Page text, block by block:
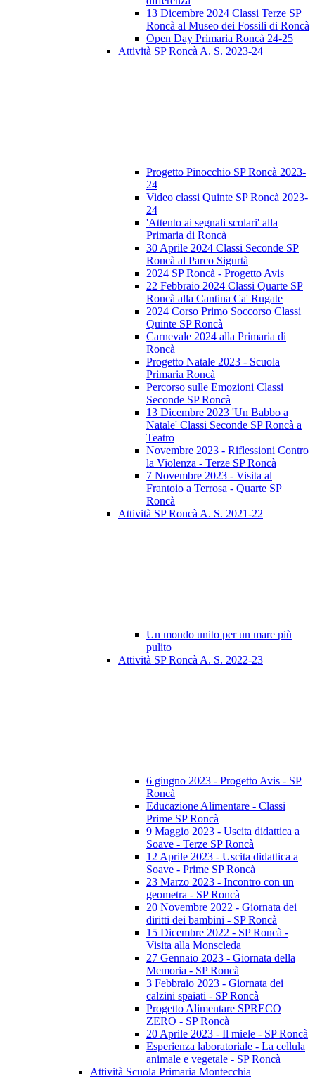
13 Dicembre 2024 Classi Terze SP
Roncà al Museo dei Fossili di Roncà
Open Day Primaria Roncà 24-25
Attività SP Roncà A. S. 2023-24
Progetto Pinocchio SP Roncà 2023-
24
Video classi Quinte SP Roncà 2023-
24
'Attento ai segnali scolari' alla
Primaria di Roncà
30 Aprile 2024 Classi Seconde SP
Roncà al Parco Sigurtà
2024 SP Roncà - Progetto Avis
22 Febbraio 2024 Classi Quarte SP
Roncà alla Cantina Ca' Rugate
2024 Corso Primo Soccorso Classi
Quinte SP Roncà
Carnevale 2024 alla Primaria di
Roncà
Progetto Natale 2023 - Scuola
Primaria Roncà
Percorso sulle Emozioni Classi
Seconde SP Roncà
13 Dicembre 2023 'Un Babbo a
Natale' Classi Seconde SP Roncà a
Teatro
Novembre 2023 - Riflessioni Contro
la Violenza - Terze SP Roncà
7 Novembre 2023 - Visita al
Frantoio a Terrosa - Quarte SP
Roncà
Attività SP Roncà A. S. 2021-22
Un mondo unito per un mare più
pulito
Attività SP Roncà A. S. 2022-23
6 giugno 2023 - Progetto Avis - SP
Roncà
Educazione Alimentare - Classi
Prime SP Roncà
9 Maggio 2023 - Uscita didattica a
Soave - Terze SP Roncà
12 Aprile 2023 - Uscita didattica a
Soave - Prime SP Roncà
23 Marzo 2023 - Incontro con un
geometra - SP Roncà
20 Novembre 2022 - Giornata dei
diritti dei bambini - SP Roncà
15 Dicembre 2022 - SP Roncà -
Visita alla Monscleda
27 Gennaio 2023 - Giornata della
Memoria - SP Roncà
3 Febbraio 2023 - Giornata dei
calzini spaiati - SP Roncà
Progetto Alimentare SPRECO
ZERO - SP Roncà
20 Aprile 2023 - Il miele - SP Roncà
Esperienza laboratoriale - La cellula
animale e vegetale - SP Roncà
Attività Scuola Primaria Montecchia